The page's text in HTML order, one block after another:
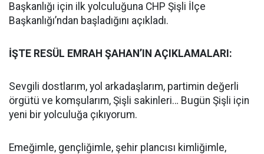
Başkanlığı için ilk yolculuğuna CHP Şişli İlçe
Başkanlığı’ndan başladığını açıkladı.
İŞTE RESÜL EMRAH ŞAHAN’IN AÇIKLAMALARI:
Sevgili dostlarım, yol arkadaşlarım, partimin değerli
örgütü ve komşularım, Şişli sakinleri… Bugün Şişli için
yeni bir yolculuğa çıkıyorum.
Emeğimle, gençliğimle, şehir plancısı kimliğimle,